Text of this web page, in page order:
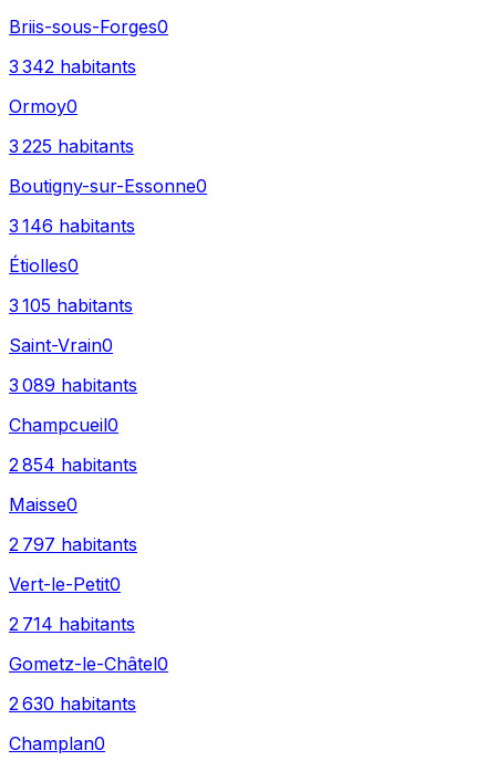
Briis-sous-Forges0
3 342 habitants
Ormoy0
3 225 habitants
Boutigny-sur-Essonne0
3 146 habitants
Étiolles0
3 105 habitants
Saint-Vrain0
3 089 habitants
Champcueil0
2 854 habitants
Maisse0
2 797 habitants
Vert-le-Petit0
2 714 habitants
Gometz-le-Châtel0
2 630 habitants
Champlan0